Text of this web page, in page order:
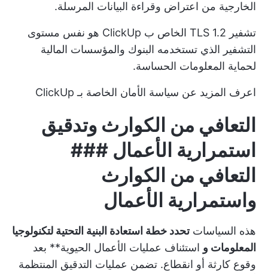
الخارجية من اعتراض وقراءة البيانات المرسلة.
تشفير TLS 1.2 الخاص ب ClickUp هو نفس مستوى
التشفير الذي تستخدمه البنوك والمؤسسات المالية
لحماية المعلومات الحساسة.
اعرف المزيد عن سياسة الأمان الخاصة بـ ClickUp
التعافي من الكوارث وتدقيق
استمرارية الأعمال ###
التعافي من الكوارث
واستمرارية الأعمال
هذه السياساتتحدد خطة استعادة البنية التحتية لتكنولوجيا
المعلومات و استئناف عمليات الأعمال الحيوية** بعد
وقوع كارثة أو انقطاع. تضمن عمليات التدقيق المنتظمة